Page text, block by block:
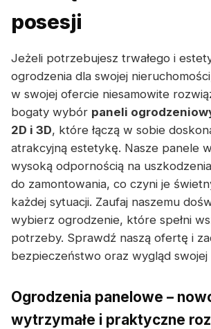
posesji
Jeżeli potrzebujesz trwałego i
ogrodzenia dla swojej
w swojej ofercie niesamowite
bogaty wybór paneli
2D i 3D, które łączą w sobie
atrakcyjną estetykę. Nasze panele
wysoką odpornością na
do zamontowania, co czyni je
każdej sytuacji. Zaufaj naszemu
wybierz ogrodzenie, które spełni
potrzeby. Sprawdź naszą ofertę i
bezpieczeństwo oraz wygląd swojej
Ogrodzenia panelowe –
wytrzymałe i praktyczne